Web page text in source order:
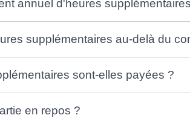
annuel d'heures
supplémentaires au-delà du
sont-elles payées ?
en repos ?